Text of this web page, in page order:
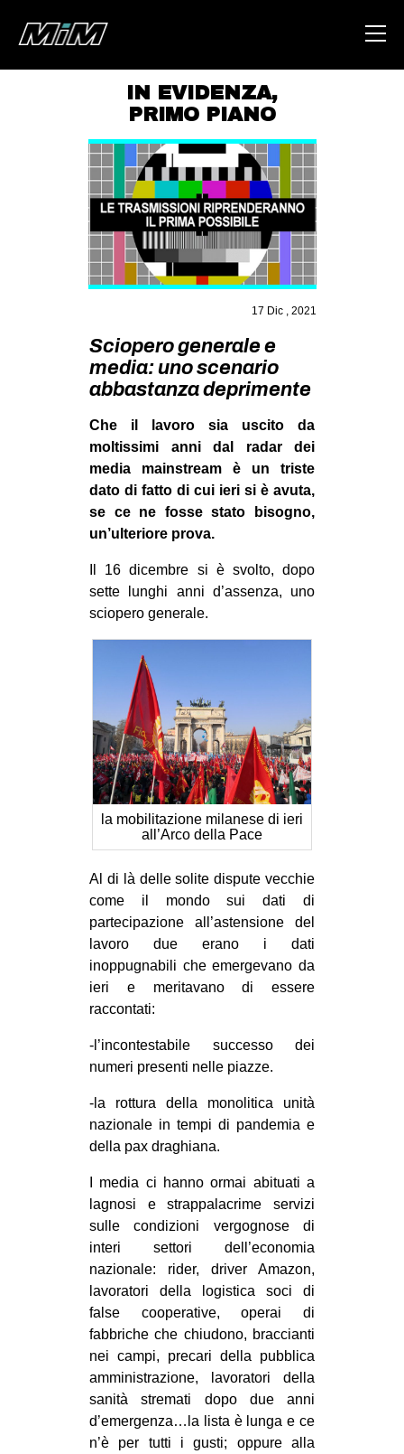
HOME
ABOUT
AREA
DEGENERAZIONE
CSOA LAMBRETTA
STUDENTI TSUNAMI
ZAM
MOBILITAZIONI
SPAZI
SPORT POPOLARE
MOVIMENTI
AMBIENTE
ANTIFASCISMO
DIRITTO ALL’ABITARE
MIGRAZIONI
PRECARIATO
REPRESSIONE
STUDENTI
CULTURE
MANIFESTI
MUSICA
RECENSIONI
INTERNAZIONALE
AFRICA
ESTREMO ORIENTE
EUROPA
MONDO
EVENTI
in
Fb
tw
bsky
ms
IN EVIDENZA,
PRIMO PIANO
17 Dic , 2021
Sciopero generale e
media: uno scenario
abbastanza deprimente
Che il lavoro sia uscito da
moltissimi anni dal radar dei
media mainstream è un triste
dato di fatto di cui ieri si è avuta,
se ce ne fosse stato bisogno,
un’ulteriore prova.
Il 16 dicembre si è svolto, dopo
sette lunghi anni d’assenza, uno
sciopero generale.
la mobilitazione milanese di ieri
all’Arco della Pace
Al di là delle solite dispute vecchie
come il mondo sui dati di
partecipazione all’astensione del
lavoro due erano i dati
inoppugnabili che emergevano da
ieri e meritavano di essere
raccontati:
-l’incontestabile successo dei
numeri presenti nelle piazze.
-la rottura della monolitica unità
nazionale in tempi di pandemia e
della pax draghiana.
I media ci hanno ormai abituati a
lagnosi e strappalacrime servizi
sulle condizioni vergognose di
interi settori dell’economia
nazionale: rider, driver Amazon,
lavoratori della logistica soci di
false cooperative, operai di
fabbriche che chiudono, braccianti
nei campi, precari della pubblica
amministrazione, lavoratori della
sanità stremati dopo due anni
d’emergenza…la lista è lunga e ce
n’è per tutti i gusti; oppure alla